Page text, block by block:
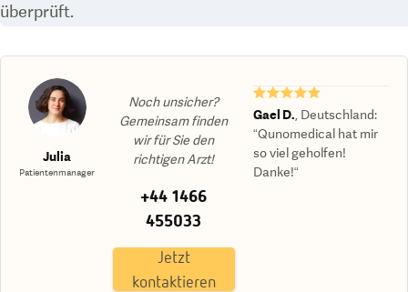
überprüft.
Julia
Patientenmanager
Noch unsicher?
Gemeinsam finden
wir für Sie den
richtigen Arzt!
+44 1466
455033
Jetzt
kontaktieren
★★★★★
Gael D. Deutschland:
“Qunomedical hat mir
so viel geholfen!
Danke!“